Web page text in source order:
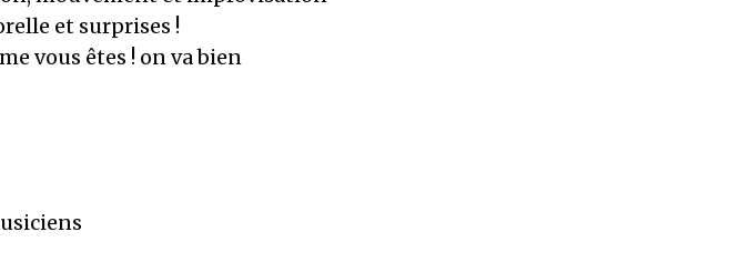
et surprises !
vous êtes ! on va bien